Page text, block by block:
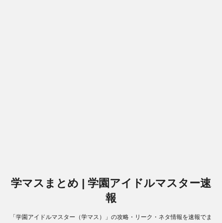
学マスまとめ | 学園アイドルマスター速
報
「学園アイドルマスター（学マス）」の攻略・リーク・ネタ情報を速報でま